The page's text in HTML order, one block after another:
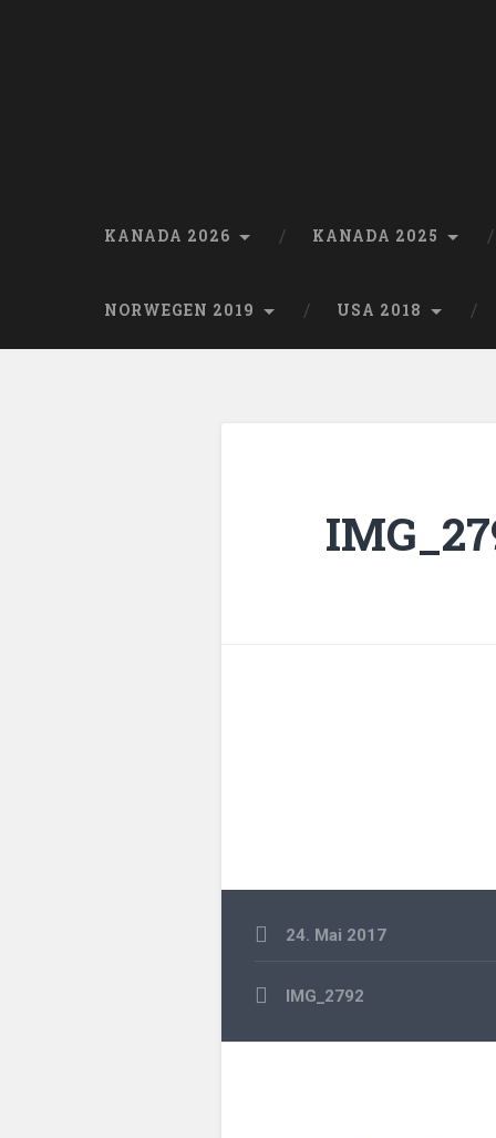
KANADA 2026 KANADA 2025
NORWEGEN 2019 USA 2018
24. Mai 2017
Beitragsnavigation
IMG_2792